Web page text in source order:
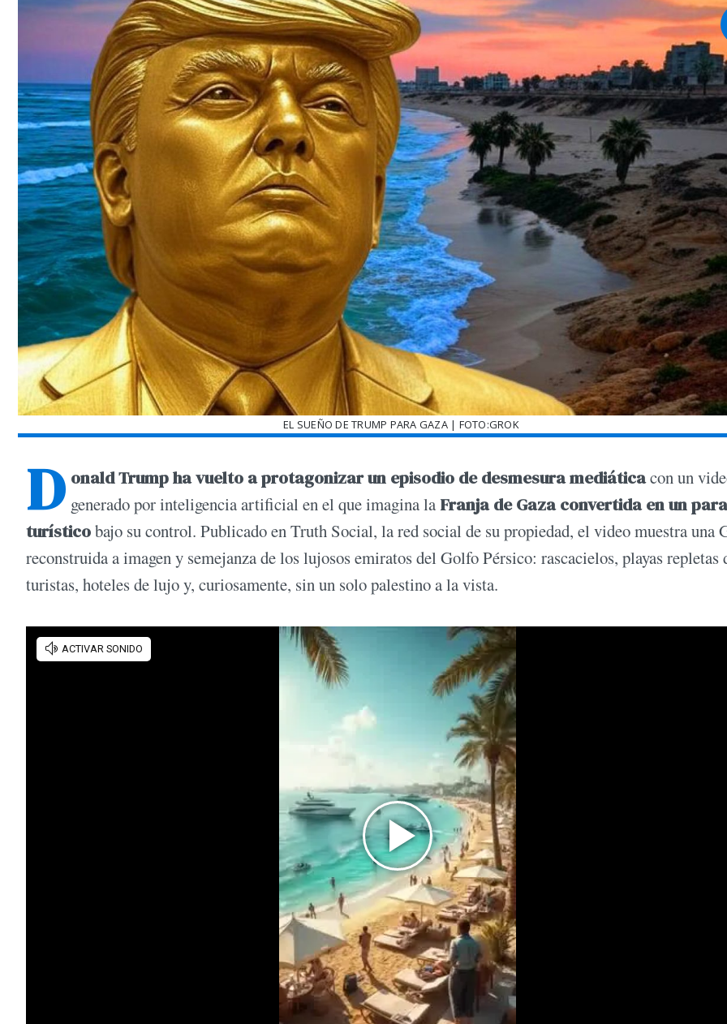
EL SUEÑO DE TRUMP PARA GAZA | FOTO:GROK
D onald Trump ha vuelto a protagonizar un episodio de desmesura mediáticacon un
generado por inteligencia artificial en el que imagina la Franja de Gaza convertida en un
turísticobajo su control. Publicado en Truth Social, la red social de su propiedad, el video muestra una
reconstruida a imagen y semejanza de los lujosos emiratos del Golfo Pérsico: rascacielos, playas repletas
turistas, hoteles de lujo y, curiosamente, sin un solo palestino a la vista.